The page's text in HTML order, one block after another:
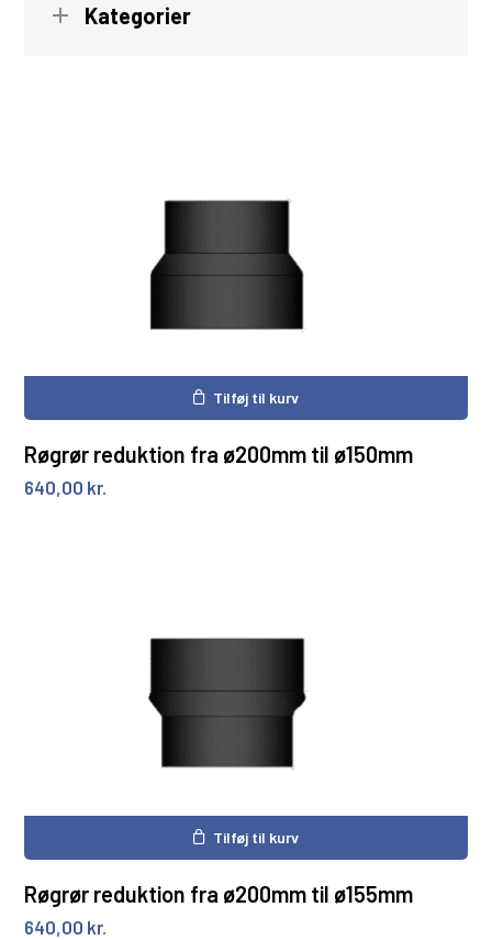
Kategorier
Tilføj til kurv
Røgrør reduktion fra ø200mm til ø150mm
640,00 kr.
Tilføj til kurv
Røgrør reduktion fra ø200mm til ø155mm
640,00 kr.